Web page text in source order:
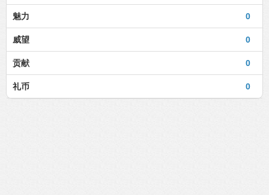
0
魅力
0
威望
0
贡献
0
礼币